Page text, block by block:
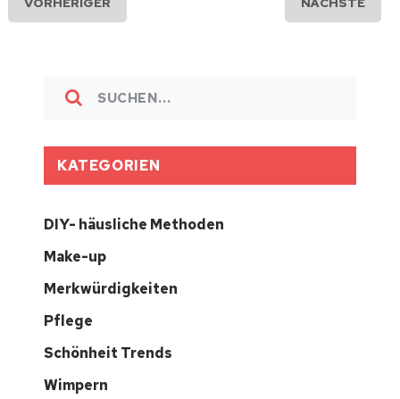
KATEGORIEN
DIY- häusliche Methoden
Make-up
Merkwürdigkeiten
Pflege
Schönheit Trends
Wimpern